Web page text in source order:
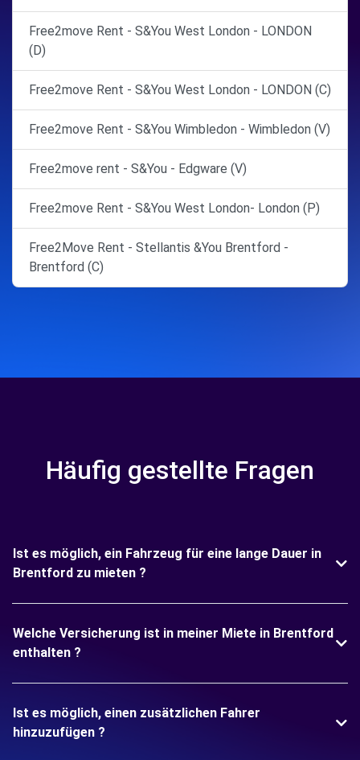
Free2move Rent - S&You West London - LONDON
(D)
Free2move Rent - S&You West London - LONDON (C)
Free2move Rent - S&You Wimbledon - Wimbledon (V)
Free2move rent - S&You - Edgware (V)
Free2move Rent - S&You West London- London (P)
Free2Move Rent - Stellantis &You Brentford -
Brentford (C)
Häufig gestellte Fragen
Ist es möglich, ein Fahrzeug für eine lange Dauer in
Brentford zu mieten ?
Welche Versicherung ist in meiner Miete in Brentford
enthalten ?
Ist es möglich, einen zusätzlichen Fahrer
hinzuzufügen ?